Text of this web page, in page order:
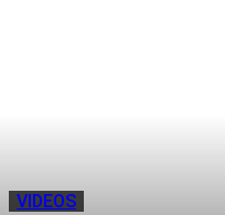
VIDEOS